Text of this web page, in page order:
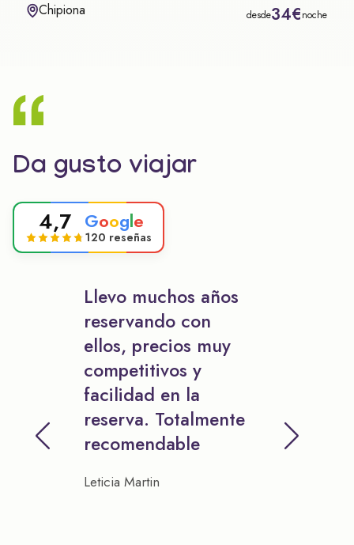
Chipiona desde34€noche
Da gusto viajar
4,7 Google
120 reseñas
Llevo muchos años
reservando con
ellos, precios muy
competitivos y
facilidad en la
reserva. Totalmente
recomendable
Leticia Martin